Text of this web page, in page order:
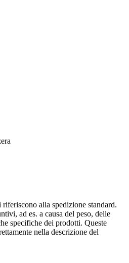
alla spedizione standard.
ad es. a causa del peso, delle
specifiche dei prodotti. Queste
nella descrizione del